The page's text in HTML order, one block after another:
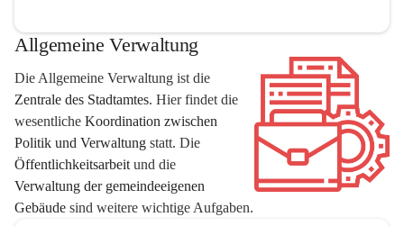
Allgemeine Verwaltung
Die Allgemeine Verwaltung ist die
Zentrale des Stadtamtes. Hier findet die
wesentliche Koordination zwischen
Politik und Verwaltung statt. Die
Öffentlichkeitsarbeit und die
Verwaltung der gemeindeeigenen
Gebäude sind weitere wichtige Aufgaben.